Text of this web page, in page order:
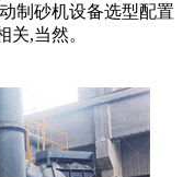
制砂机设备选型配置
关,当然。